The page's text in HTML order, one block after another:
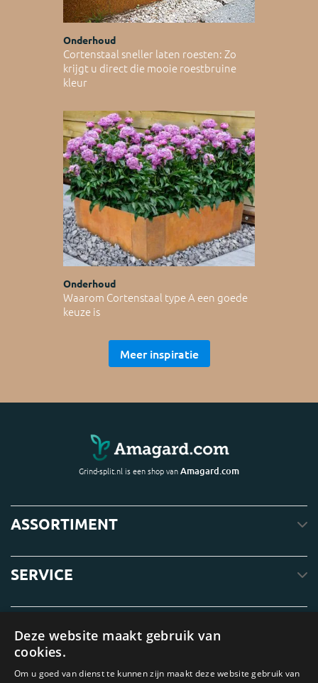
Onderhoud
Cortenstaal sneller laten roesten: Zo
krijgt u direct die mooie roestbruine
kleur
Onderhoud
Waarom Cortenstaal type A een goede
keuze is
Meer inspiratie
Grind-split.nl is een shop vanAmagard.com
ASSORTIMENT
SERVICE
Deze website maakt gebruik van
cookies.
Om u goed van dienst te kunnen zijn maakt deze website gebruik van